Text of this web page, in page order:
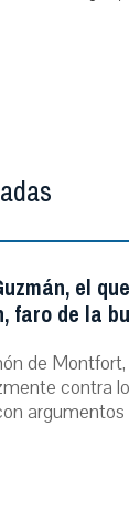
el
faro de la
de
contra
argumentos